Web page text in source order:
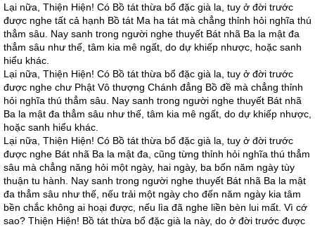
Lại nữa, Thiện Hiện! Có Bồ tát thừa bổ đặc già la, tuy ở đời trước
được nghe tất cả hạnh Bồ tát Ma ha tát mà chẳng thỉnh hỏi nghĩa thú
thẳm sâu. Nay sanh trong người nghe thuyết Bát nhã Ba la mật đa
thẳm sâu như thế, tâm kia mê ngất, do dự khiếp nhược, hoặc sanh
hiểu khác.
Lại nữa, Thiện Hiện! Có Bồ tát thừa bổ đặc già la, tuy ở đời trước
được nghe chư Phật Vô thượng Chánh đẳng Bồ đề mà chẳng thỉnh
hỏi nghĩa thú thẳm sâu. Nay sanh trong người nghe thuyết Bát nhã
Ba la mật đa thẳm sâu như thế, tâm kia mê ngất, do dự khiếp nhược,
hoặc sanh hiểu khác.
Lại nữa, Thiện Hiện! Có Bồ tát thừa bổ đặc già la, tuy ở đời trước
được nghe Bát nhã Ba la mật đa, cũng từng thỉnh hỏi nghĩa thú thẳm
sâu mà chẳng năng hỏi một ngày, hai ngày, ba bốn năm ngày tùy
thuận tu hành. Nay sanh trong người nghe thuyết Bát nhã Ba la mật
đa thẳm sâu như thế, nếu trải một ngày cho đến năm ngày kia tâm
bền chắc không ai hoại được, nếu lìa đã nghe liền bèn lui mất. Vì cớ
sao? Thiện Hiện! Bồ tát thừa bổ đặc già la này, do ở đời trước được